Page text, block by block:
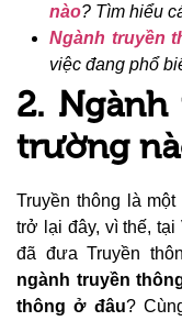
nào? Tìm hiểu
Ngành truyền
việc đang phổ
2.
trường
Truyền thông là
trở lại đây, vì thế,
đã đưa Truyền
ngành truyền
thông ở đâu?